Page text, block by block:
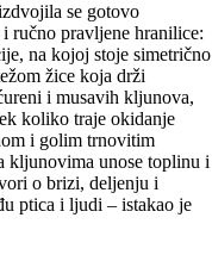
se gotovo
ručno pravljene hranilice:
na kojoj stoje simetrično
žice koja drži
i musavih kljunova,
koliko traje okidanje
i golim trnovitim
kljunovima unose toplinu i
o brizi, deljenju i
ptica i ljudi – istakao je